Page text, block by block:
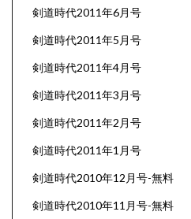
剣道時代2011年6月号
剣道時代2011年5月号
剣道時代2011年4月号
剣道時代2011年3月号
剣道時代2011年2月号
剣道時代2011年1月号
剣道時代2010年12月号-無料
剣道時代2010年11月号-無料